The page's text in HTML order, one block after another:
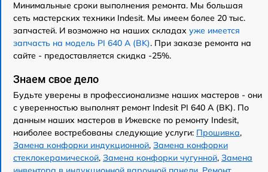
Минимальные сроки выполнения ремонта. Мы большая
сеть мастерских техники Indesit. Мы имеем более 20 тыс.
запчастей. И возможно на наших складах уже имеется
запчасть на модель PI 640 A (BK). При заказе ремонта на
сайте - предоставляется скидка -25%.
Знаем свое дело
Будьте уверены в профессионализме наших мастеров - они
с уверенностью выполнят ремонт Indesit PI 640 A (BK). По
данным наших мастеров в Ижевске по ремонту Indesit,
наиболее востребованы следующие услуги: Прошивка,
Замена конфорки индукционной, Замена конфорки
стеклокерамической, Замена конфорки чугунной, Замена